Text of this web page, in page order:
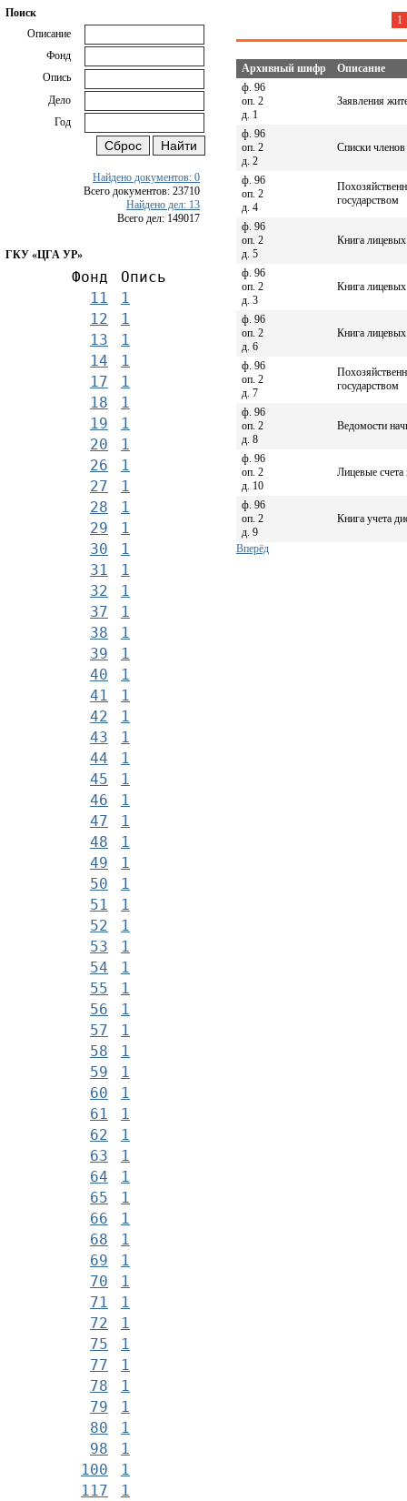
Поиск
Описание
Фонд
Опись
Дело
Год
Найдено документов: 0
Всего документов: 23710
Найдено дел: 13
Всего дел: 149017
ГКУ «ЦГА УР»
Фонд
Опись
11
1
12
1
13
1
14
1
17
1
18
1
19
1
20
1
26
1
27
1
28
1
29
1
30
1
31
1
32
1
37
1
38
1
39
1
40
1
41
1
42
1
43
1
44
1
45
1
46
1
47
1
48
1
49
1
50
1
51
1
52
1
53
1
54
1
55
1
56
1
57
1
58
1
59
1
60
1
61
1
62
1
63
1
64
1
65
1
66
1
68
1
69
1
70
1
71
1
72
1
75
1
77
1
78
1
79
1
80
1
98
1
100
1
117
1
1
Архивный шифр
Описание
ф. 96
оп. 2
д. 1
Заявления
ф. 96
оп. 2
д. 2
Списки
ф. 96
оп. 2
д. 4
государством
ф. 96
оп. 2
д. 5
Книга лицевых
ф. 96
оп. 2
д. 3
Книга лицевых
ф. 96
оп. 2
д. 6
Книга лицевых
ф. 96
оп. 2
д. 7
государством
ф. 96
оп. 2
д. 8
Ведомости
ф. 96
оп. 2
д. 10
Лицевые счета
ф. 96
оп. 2
д. 9
Книга учета
Вперёд